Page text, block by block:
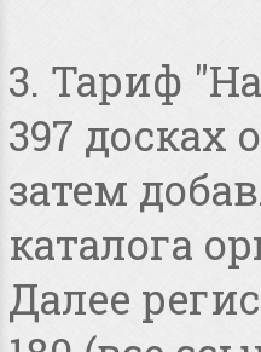
3. Тариф
397 досках
затем
каталога
Далее